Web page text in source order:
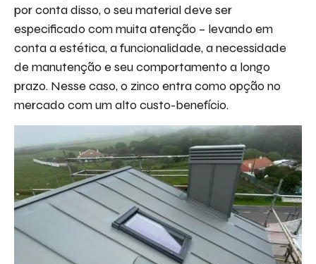
por conta disso, o seu material deve ser
especificado com muita atenção – levando em
conta a estética, a funcionalidade, a necessidade
de manutenção e seu comportamento a longo
prazo. Nesse caso, o zinco entra como opção no
mercado com um alto custo-benefício.